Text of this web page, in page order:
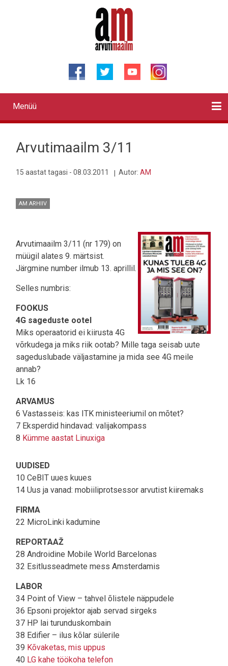
Primary
links
Menüü
Arvutimaailm 3/11
15 aastat tagasi - 08.03.2011 Autor: AM
AM ARHIIV
Arvutimaailm 3/11 (nr 179) on
müügil alates 9. märtsist.
Järgmine number ilmub 13. aprillil.
Selles numbris:
FOOKUS
4G sageduste ootel
Miks operaatorid ei kiirusta 4G
võrkudega ja miks riik ootab? Mille taga seisab uute
sageduslubade väljastamine ja mida see 4G meile
annab?
Lk 16
ARVAMUS
6 Vastasseis: kas ITK ministeeriumil on mõtet?
7 Eksperdid hindavad: valijakompass
8 Kümme aastat Linuxiga
UUDISED
10 CeBIT uues kuues
14 Uus ja vanad: mobiiliprotsessor arvutist kiiremaks
FIRMA
22 MicroLinki kadumine
REPORTAAŽ
28 Androidine Mobile World Barcelonas
32 Esitlusseadmete mess Amsterdamis
LABOR
34 Point of View – tahvel õlistele näppudele
36 Epsoni projektor ajab servad sirgeks
37 HP lai turunduskombain
38 Edifier – ilus kõlar sülerile
39 Kõvaketas, mis uppus
40 LG kahe töökoha telefon